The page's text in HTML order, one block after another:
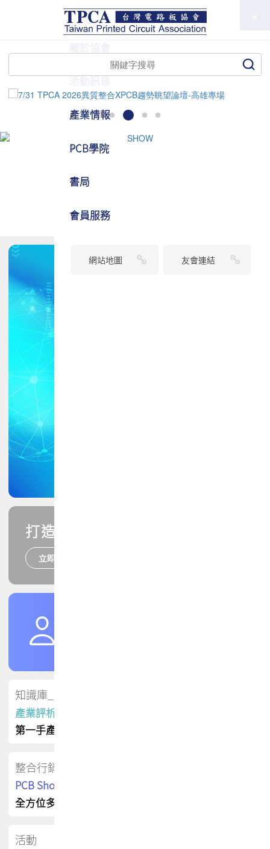
打造您的PCB專業技能
立即報名
知識庫_會員專屬
產業評析報告
第一手產業資訊
整合行銷
PCB Shop 採購指南
全方位多元曝光方案
活動
TPCA
活動訊息
產業情報
PCB學院
書局
會員服務
網站地圖 友會連結